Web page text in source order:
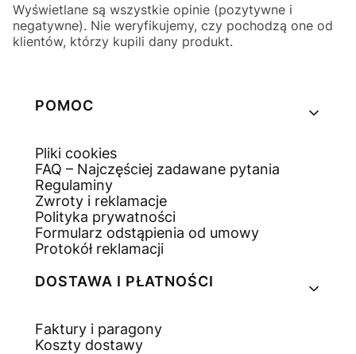
Wyświetlane są wszystkie opinie (pozytywne i
negatywne). Nie weryfikujemy, czy pochodzą one od
klientów, którzy kupili dany produkt.
Linki w stopce
POMOC
Pliki cookies
FAQ – Najczęściej zadawane pytania
Regulaminy
Zwroty i reklamacje
Polityka prywatności
Formularz odstąpienia od umowy
Protokół reklamacji
DOSTAWA I PŁATNOŚCI
Faktury i paragony
Koszty dostawy